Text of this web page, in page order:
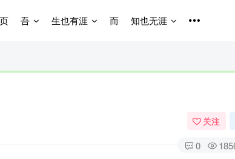
吾 生也有涯 而 知也无涯
关注
0